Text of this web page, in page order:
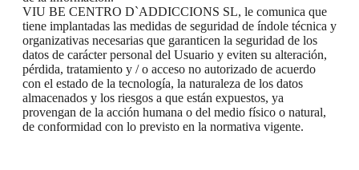
VIU BE CENTRO D`ADDICCIONS SL, le comunica que
tiene implantadas las medidas de seguridad de índole técnica y
organizativas necesarias que garanticen la seguridad de los
datos de carácter personal del Usuario y eviten su alteración,
pérdida, tratamiento y / o acceso no autorizado de acuerdo
con el estado de la tecnología, la naturaleza de los datos
almacenados y los riesgos a que están expuestos, ya
provengan de la acción humana o del medio físico o natural,
de conformidad con lo previsto en la normativa vigente.